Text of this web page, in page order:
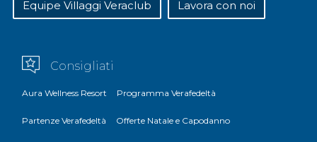
Equipe Villaggi Veraclub Lavora con noi
Consigliati
Aura Wellness Resort Programma Verafedeltà
Partenze Verafedeltà Offerte Natale e Capodanno